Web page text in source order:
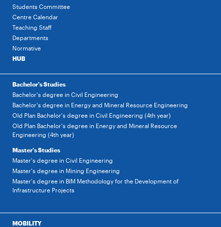
Students Committee
Centre Calendar
Teaching Staff
Departments
Normative
HUB
Bachelor's Studies
Bachelor's degree in Civil Engineering
Bachelor's degree in Energy and Mineral Resource Engineering
Old Plan Bachelor's degree in Civil Engineering (4th year)
Old Plan Bachelor's degree in Energy and Mineral Resource
Engineering (4th year)
Master's Studies
Master's degree in Civil Engineering
Master's degree in Mining Engineering
Master's degree in BIM Methodology for the Development of
Infrastructure Projects
MOBILITY